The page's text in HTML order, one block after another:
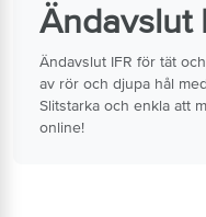
Ändavslut
Ändavslut IFR för tät
av rör och djupa hål
Slitstarka och enkla att
online!